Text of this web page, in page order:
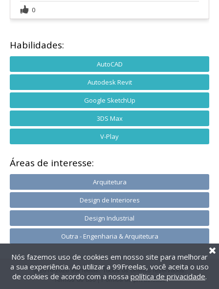
0
Habilidades:
AutoCAD
Autodesk Revit
Google SketchUp
3DS Max
V-Play
Áreas de interesse:
Arquitetura
Design de Interiores
Design Industrial
Outra - Engenharia & Arquitetura
@2014-2026 99Freelas. Todos os direitos reservados.
Termos de uso| Política de privacidade
Nós fazemos uso de cookies em nosso site para melhorar
a sua experiência. Ao utilizar a 99Freelas, você aceita o uso
de cookies de acordo com a nossa política de privacidade.